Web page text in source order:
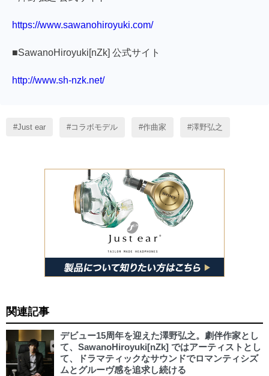
https://www.sawanohiroyuki.com/
■SawanoHiroyuki[nZk] 公式サイト
http://www.sh-nzk.net/
Just ear コラボモデル 作曲家 澤野弘之
関連記事
デビュー15周年を迎えた澤野弘之。劇伴作家とし
て、SawanoHiroyuki[nZk] ではアーティストとし
て、ドラマティックなサウンドでロマンティシズ
ムとグルーヴ感を追求し続ける